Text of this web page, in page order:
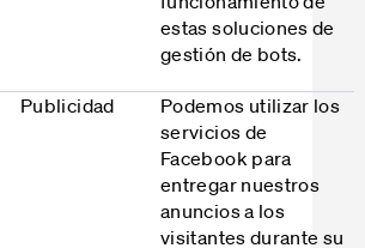
estas soluciones de
gestión de bots.
Publicidad
Podemos utilizar los
servicios de
Facebook para
entregar nuestros
anuncios a los
visitantes durante su